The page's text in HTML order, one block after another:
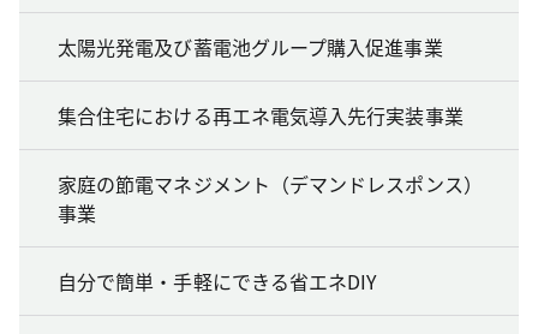
太陽光発電及び蓄電池グループ購入促進事業
集合住宅における再エネ電気導入先行実装事業
家庭の節電マネジメント（デマンドレスポンス）
事業
自分で簡単・手軽にできる省エネDIY